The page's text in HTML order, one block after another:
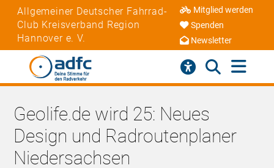
Allgemeiner Deutscher Fahrrad-
Club Kreisverband Region
Hannover e. V.
Mitglied werden
Spenden
Newsletter
Geolife.de wird 25: Neues
Design und Radroutenplaner
Niedersachsen